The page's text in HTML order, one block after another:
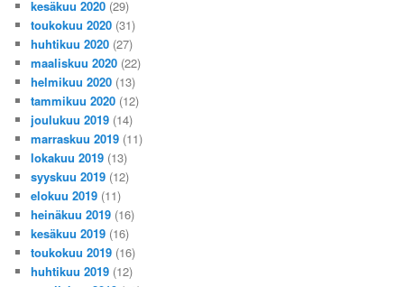
kesäkuu 2020 (29)
toukokuu 2020 (31)
huhtikuu 2020 (27)
maaliskuu 2020 (22)
helmikuu 2020 (13)
tammikuu 2020 (12)
joulukuu 2019 (14)
marraskuu 2019 (11)
lokakuu 2019 (13)
syyskuu 2019 (12)
elokuu 2019 (11)
heinäkuu 2019 (16)
kesäkuu 2019 (16)
toukokuu 2019 (16)
huhtikuu 2019 (12)